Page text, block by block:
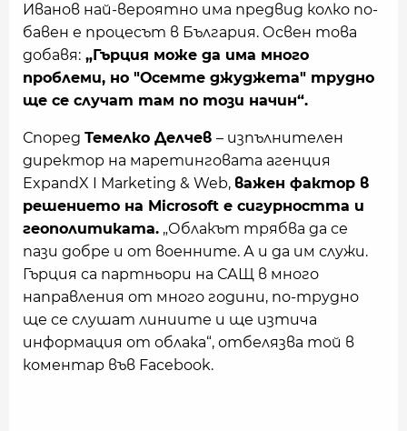
Иванов най-вероятно има предвид колко по-
бавен е процесът в България. Освен това
добавя: „Гърция може да има много
проблеми, но "Осемте джуджета" трудно
ще се случат там по този начин“.
Според Темелко Делчев – изпълнителен
директор на маретинговата агенция
ExpandX I Marketing & Web, важен фактор в
решението на Microsoft е сигурността и
геополитиката. „Облакът трябва да се
пази добре и от военните. А и да им служи.
Гърция са партньори на САЩ в много
направления от много години, по-трудно
ще се слушат линиите и ще изтича
информация от облака“, отбелязва той в
коментар във Facebook.